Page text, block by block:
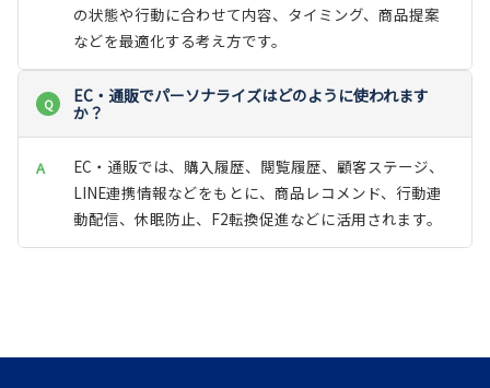
の状態や行動に合わせて内容、タイミング、商品提案
などを最適化する考え方です。
EC・通販でパーソナライズはどのように使われます
か？
EC・通販では、購入履歴、閲覧履歴、顧客ステージ、
LINE連携情報などをもとに、商品レコメンド、行動連
動配信、休眠防止、F2転換促進などに活用されます。